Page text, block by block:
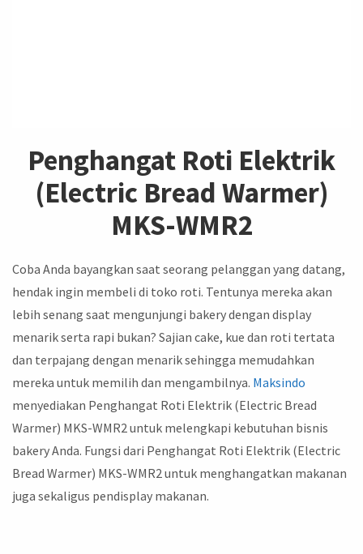
Penghangat Roti Elektrik
(Electric Bread Warmer)
MKS-WMR2
Coba Anda bayangkan saat seorang pelanggan yang datang,
hendak ingin membeli di toko roti. Tentunya mereka akan
lebih senang saat mengunjungi bakery dengan display
menarik serta rapi bukan? Sajian cake, kue dan roti tertata
dan terpajang dengan menarik sehingga memudahkan
mereka untuk memilih dan mengambilnya. Maksindo
menyediakan Penghangat Roti Elektrik (Electric Bread
Warmer) MKS-WMR2 untuk melengkapi kebutuhan bisnis
bakery Anda. Fungsi dari Penghangat Roti Elektrik (Electric
Bread Warmer) MKS-WMR2 untuk menghangatkan makanan
juga sekaligus pendisplay makanan.